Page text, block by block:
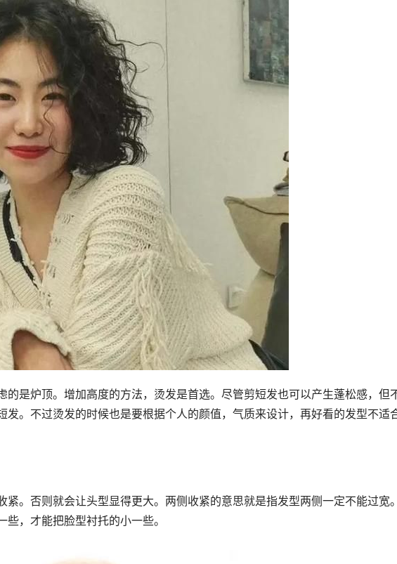
的是炉顶。增加高度的方法，烫发是首选。尽管剪短发也可以产生蓬松感，但
发。不过烫发的时候也是要根据个人的颜值，气质来设计，再好看的发型不适
紧。否则就会让头型显得更大。两侧收紧的意思就是指发型两侧一定不能过宽
，才能把脸型衬托的小一些。